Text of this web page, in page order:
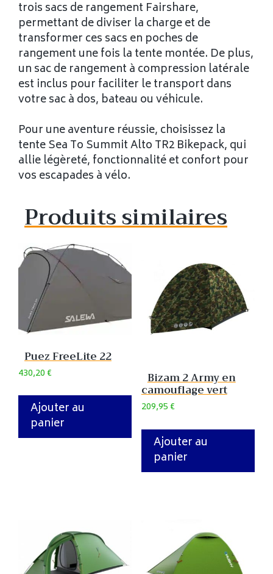
trois sacs de rangement Fairshare,
permettant de diviser la charge et de
transformer ces sacs en poches de
rangement une fois la tente montée. De plus,
un sac de rangement à compression latérale
est inclus pour faciliter le transport dans
votre sac à dos, bateau ou véhicule.
Pour une aventure réussie, choisissez la
tente Sea To Summit Alto TR2 Bikepack, qui
allie légèreté, fonctionnalité et confort pour
vos escapades à vélo.
Produits similaires
Puez FreeLite 22
430,20€
Ajouter au
panier
Bizam 2 Army en
camouflage vert
209,95€
Ajouter au
panier